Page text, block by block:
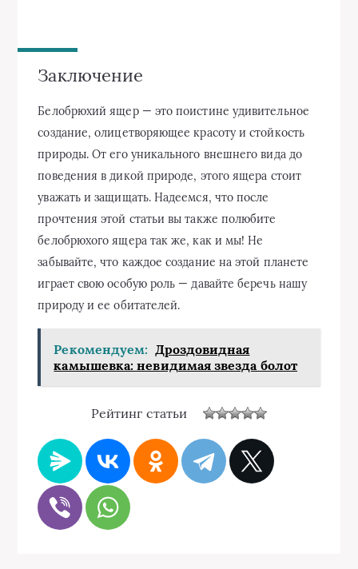
Заключение
Белобрюхий ящер — это поистине удивительное
создание, олицетворяющее красоту и стойкость
природы. От его уникального внешнего вида до
поведения в дикой природе, этого ящера стоит
уважать и защищать. Надеемся, что после
прочтения этой статьи вы также полюбите
белобрюхого ящера так же, как и мы! Не
забывайте, что каждое создание на этой планете
играет свою особую роль — давайте беречь нашу
природу и ее обитателей.
Рекомендуем: Дроздовидная
камышевка: невидимая звезда болот
Рейтинг статьи